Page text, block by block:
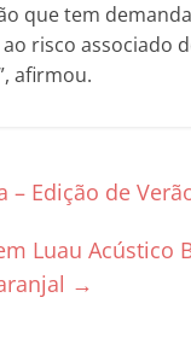
que tem
risco associado
afirmou.
– Edição de
Luau Acústico
→